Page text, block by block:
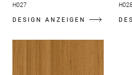
H027
DESIGN ANZEIGEN
H028